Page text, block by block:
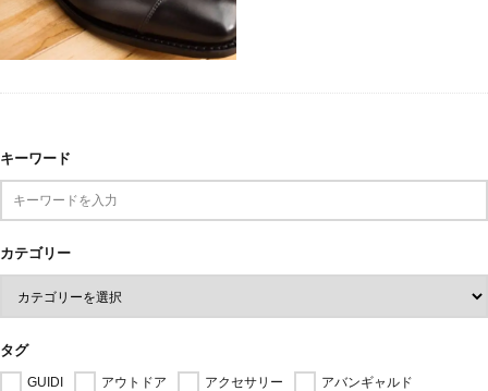
キーワード
カテゴリー
タグ
GUIDI アウトドア アクセサリー アバンギャルド